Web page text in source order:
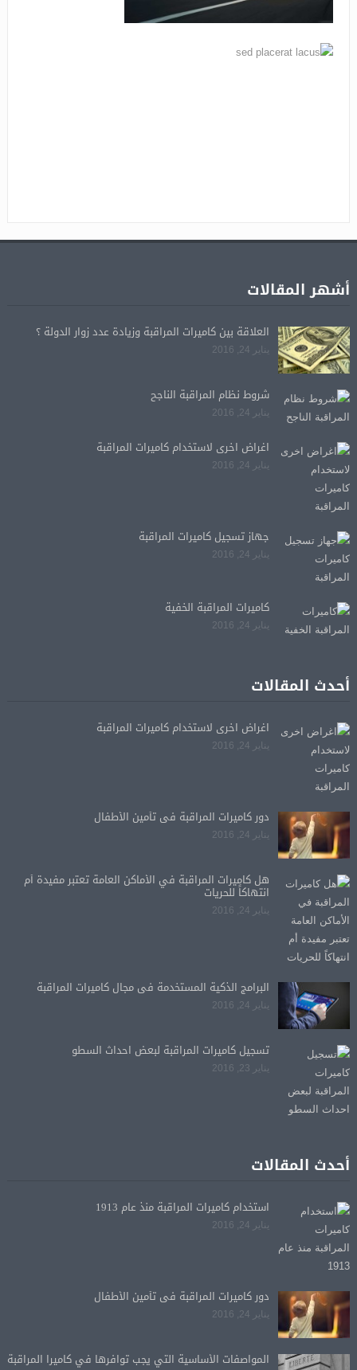
أشهر المقالات
العلاقة بين كاميرات المراقبة وزيادة عدد زوار الدولة ؟
يناير 24, 2016
شروط نظام المراقبة الناجح
يناير 24, 2016
اغراض اخرى لاستخدام كاميرات المراقبة
يناير 24, 2016
جهاز تسجيل كاميرات المراقبة
يناير 24, 2016
كاميرات المراقبة الخفية
يناير 24, 2016
أحدث المقالات
اغراض اخرى لاستخدام كاميرات المراقبة
يناير 24, 2016
دور كاميرات المراقبة فى تأمين الأطفال
يناير 24, 2016
هل كاميرات المراقبة في الأماكن العامة تعتبر مفيدة أم
انتهاكاً للحريات
يناير 24, 2016
البرامج الذكية المستخدمة فى مجال كاميرات المراقبة
يناير 24, 2016
تسجيل كاميرات المراقبة لبعض احداث السطو
يناير 23, 2016
أحدث المقالات
استخدام كاميرات المراقبة منذ عام 1913
يناير 24, 2016
دور كاميرات المراقبة فى تأمين الأطفال
يناير 24, 2016
المواصفات الأساسية التي يجب توافرها في كاميرا المراقبة